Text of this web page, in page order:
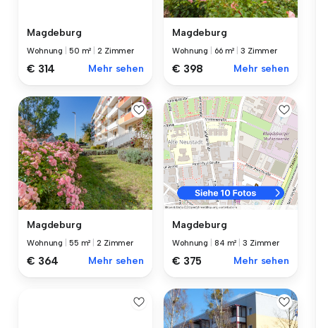
Magdeburg
Wohnung 50 m² 2 Zimmer
€ 314 Mehr sehen
Magdeburg
Wohnung 66 m² |3 Zimmer
€ 398 Mehr sehen
Magdeburg
Wohnung 55 m² |2 Zimmer
€ 364 Mehr sehen
Magdeburg
Wohnung 84 m² |3 Zimmer
€ 375 Mehr sehen